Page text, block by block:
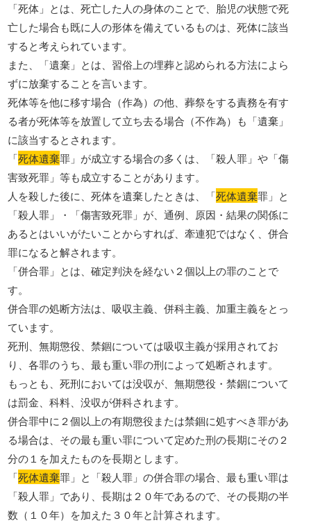
「死体」とは、死亡した人の身体のことで、胎児の状態で死
亡した場合も既に人の形体を備えているものは、死体に該当
すると考えられています。
また、「遺棄」とは、習俗上の埋葬と認められる方法によら
ずに放棄することを言います。
死体等を他に移す場合（作為）の他、葬祭をする責務を有す
る者が死体等を放置して立ち去る場合（不作為）も「遺棄」
に該当するとされます。
「死体遺棄罪」が成立する場合の多くは、「殺人罪」や「傷
害致死罪」等も成立することがあります。
人を殺した後に、死体を遺棄したときは、「死体遺棄罪」と
「殺人罪」・「傷害致死罪」が、通例、原因・結果の関係に
あるとはいいがたいことからすれば、牽連犯ではなく、併合
罪になると解されます。
「併合罪」とは、確定判決を経ない２個以上の罪のことで
す。
併合罪の処断方法は、吸収主義、併科主義、加重主義をとっ
ています。
死刑、無期懲役、禁錮については吸収主義が採用されてお
り、各罪のうち、最も重い罪の刑によって処断されます。
もっとも、死刑においては没収が、無期懲役・禁錮について
は罰金、科料、没収が併科されます。
併合罪中に２個以上の有期懲役または禁錮に処すべき罪があ
る場合は、その最も重い罪について定めた刑の長期にその２
分の１を加えたものを長期とします。
「死体遺棄罪」と「殺人罪」の併合罪の場合、最も重い罪は
「殺人罪」であり、長期は２０年であるので、その長期の半
数（１０年）を加えた３０年と計算されます。